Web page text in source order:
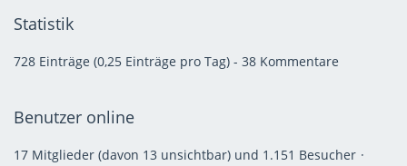
Statistik
728 Einträge (0,25 Einträge pro Tag) - 38 Kommentare
Benutzer online
17 Mitglieder (davon 13 unsichtbar) und 1.151 Besucher